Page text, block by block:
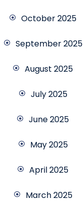
October 2025
September 2025
August 2025
July 2025
June 2025
May 2025
April 2025
March 2025